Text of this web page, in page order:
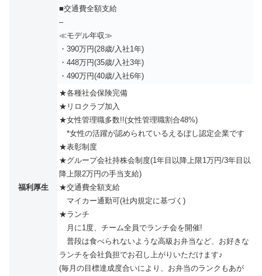
■交通費全額支給
–
≪モデル年収≫
・390万円(28歳/入社1年)
・448万円(35歳/入社3年)
・490万円(40歳/入社6年)
福利厚生
★各種社会保険完備
★リロクラブ加入
★女性管理職多数!!(女性管理職割合48%)
*女性の活躍が認められているえるぼし認定企業です
★表彰制度
★グループ会社持株会制度(1年目以降上限1万円/3年目以
降上限2万円の手当支給)
★交通費全額支給
マイカー通勤可(社内規定に基づく)
★ランチ
月に1度、チーム全員でランチ会を開催!
普段は食べられないような高級お弁当など、お好きな
ランチを会社負担でお召し上がりいただけます♪
(毎月の目標達成度合いにより、お弁当のランクもあが